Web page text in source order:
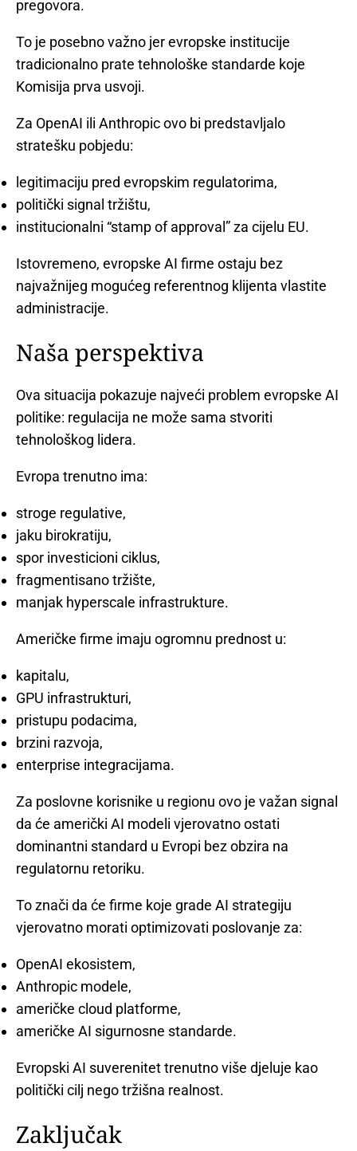
pregovora.
To je posebno važno jer evropske institucije
tradicionalno prate tehnološke standarde koje
Komisija prva usvoji.
Za OpenAI ili Anthropic ovo bi predstavljalo
stratešku pobjedu:
legitimaciju pred evropskim regulatorima,
politički signal tržištu,
institucionalni “stamp of approval” za cijelu EU.
Istovremeno, evropske AI firme ostaju bez
najvažnijeg mogućeg referentnog klijenta vlastite
administracije.
Naša perspektiva
Ova situacija pokazuje najveći problem evropske AI
politike: regulacija ne može sama stvoriti
tehnološkog lidera.
Evropa trenutno ima:
stroge regulative,
jaku birokratiju,
spor investicioni ciklus,
fragmentisano tržište,
manjak hyperscale infrastrukture.
Američke firme imaju ogromnu prednost u:
kapitalu,
GPU infrastrukturi,
pristupu podacima,
brzini razvoja,
enterprise integracijama.
Za poslovne korisnike u regionu ovo je važan signal
da će američki AI modeli vjerovatno ostati
dominantni standard u Evropi bez obzira na
regulatornu retoriku.
To znači da će firme koje grade AI strategiju
vjerovatno morati optimizovati poslovanje za:
OpenAI ekosistem,
Anthropic modele,
američke cloud platforme,
američke AI sigurnosne standarde.
Evropski AI suverenitet trenutno više djeluje kao
politički cilj nego tržišna realnost.
Zaključak